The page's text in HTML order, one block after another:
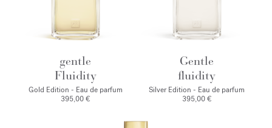
gentle
Fluidity
Gold Edition - Eau de parfum
395,00 €
Gentle
fluidity
Silver Edition - Eau de parfum
395,00 €